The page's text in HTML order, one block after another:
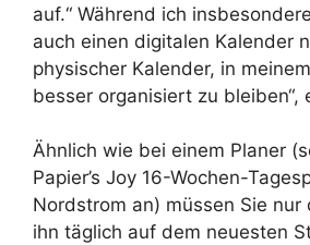
auf.“ Während ich
auch einen digitalen Kalender
physischer Kalender, in
besser organisiert zu bleiben“,
Ähnlich wie bei einem Planer
Papier’s Joy 16-Wochen-
Nordstrom an) müssen Sie nur
ihn täglich auf dem neuesten